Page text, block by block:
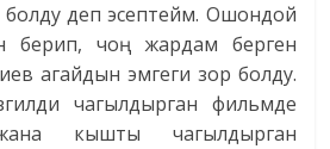
деп эсептейм. Ошондой
берип, чоң жардам берген
агайдын эмгеги зор болду.
чагылдырган фильмде
кышты чагылдырган